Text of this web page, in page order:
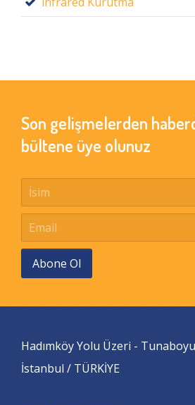
Son gelişmelerden
bültene üye olunuz
Abone Ol
Hadımköy Yolu Üzeri -
İstanbul / TÜRKİYE